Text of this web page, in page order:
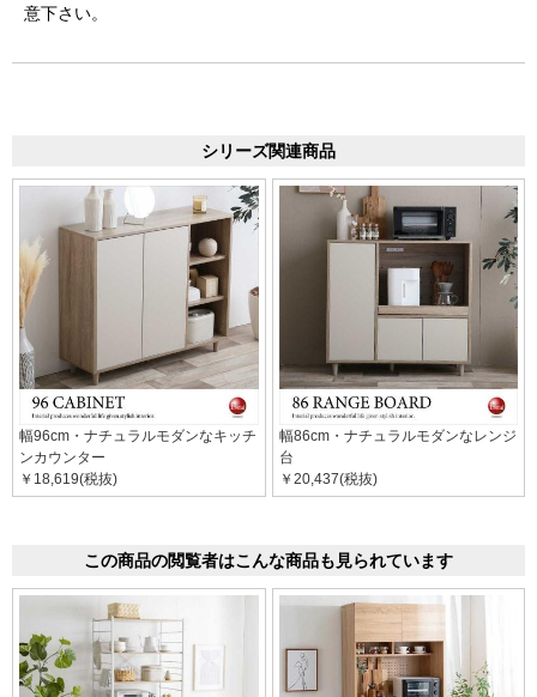
意下さい。
シリーズ関連商品
幅96cm・ナチュラルモダンなキッチ
ンカウンター
￥18,619(税抜)
幅86cm・ナチュラルモダンなレンジ
台
￥20,437(税抜)
この商品の閲覧者はこんな商品も見られています